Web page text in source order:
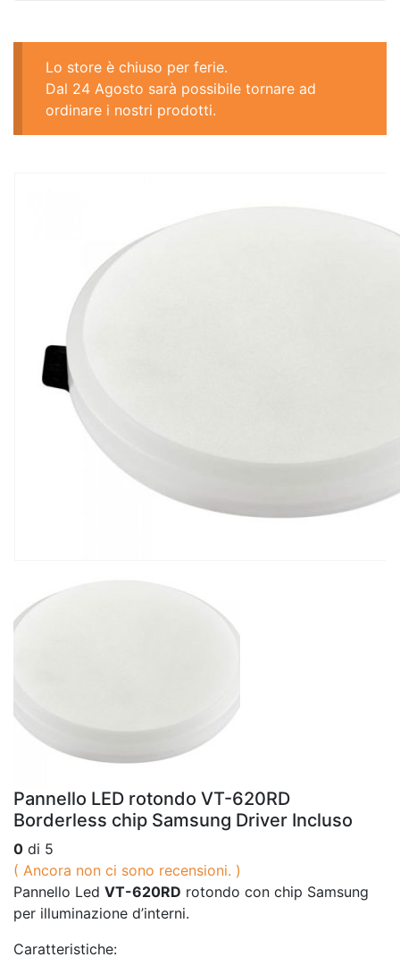
Lo store è chiuso per ferie.
Dal 24 Agosto sarà possibile tornare ad
ordinare i nostri prodotti.
Pannello LED rotondo VT-620RD
Borderless chip Samsung Driver Incluso
0 di 5
( Ancora non ci sono recensioni. )
Pannello Led VT-620RD rotondo con chip Samsung
per illuminazione d’interni.
Caratteristiche: